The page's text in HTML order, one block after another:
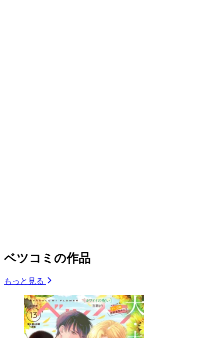
ベツコミの作品
もっと見る